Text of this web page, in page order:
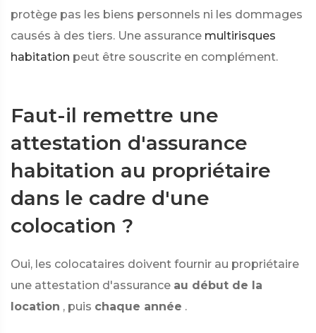
protège pas les biens personnels ni les dommages
causés à des tiers. Une assurance multirisques
habitation peut être souscrite en complément.
Faut-il remettre une
attestation d'assurance
habitation au propriétaire
dans le cadre d'une
colocation ?
Oui, les colocataires doivent fournir au propriétaire
une attestation d'assurance au début de la
location , puis chaque année .